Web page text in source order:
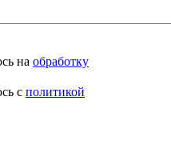
на обработку
с политикой